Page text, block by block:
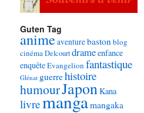
Guten Tag
animeaventurebaston blog
cinémaDelcourtdrameenfance
enquêteEvangelion fantastique
Glénat guerrehistoire
humourJapon Kana
livremangamangaka